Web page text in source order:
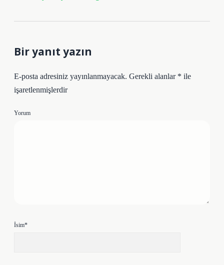
Bir yanıt yazın
E-posta adresiniz yayınlanmayacak. Gerekli alanlar * ile
işaretlenmişlerdir
Yorum
İsim*